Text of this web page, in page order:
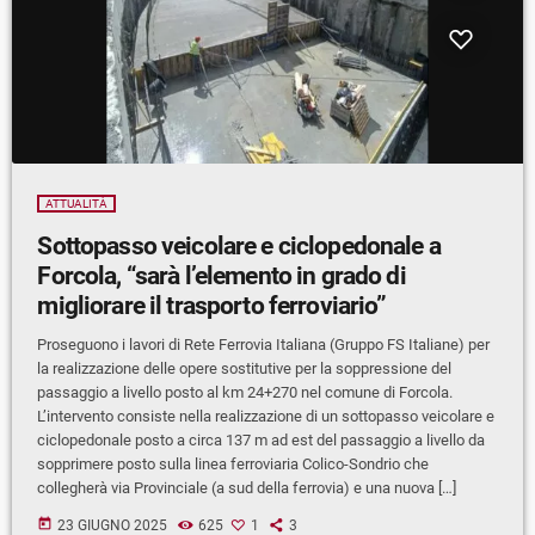
ATTUALITÀ
Sottopasso veicolare e ciclopedonale a
Forcola, “sarà l’elemento in grado di
migliorare il trasporto ferroviario”
Proseguono i lavori di Rete Ferrovia Italiana (Gruppo FS Italiane) per
la realizzazione delle opere sostitutive per la soppressione del
passaggio a livello posto al km 24+270 nel comune di Forcola.
L’intervento consiste nella realizzazione di un sottopasso veicolare e
ciclopedonale posto a circa 137 m ad est del passaggio a livello da
sopprimere posto sulla linea ferroviaria Colico-Sondrio che
collegherà via Provinciale (a sud della ferrovia) e una nuova […]
today 23 GIUGNO 2025 625 1 3